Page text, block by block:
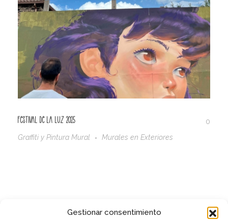
Gestionar consentimiento
Festival de la Luz 2025
0
Graffiti y Pintura Mural
Murales en Exteriores